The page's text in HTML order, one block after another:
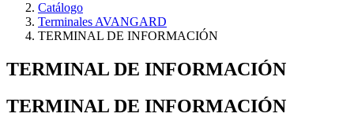
Catálogo
Terminales AVANGARD
TERMINAL DE INFORMACIÓN
TERMINAL DE INFORMACIÓN
TERMINAL DE INFORMACIÓN